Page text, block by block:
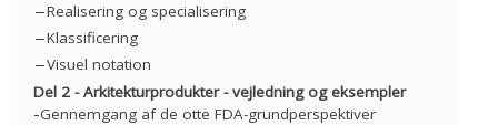
Realisering og specialisering
Klassificering
Visuel notation
Del 2 - Arkitekturprodukter - vejledning og eksempler
Gennemgang af de otte FDA-grundperspektiver